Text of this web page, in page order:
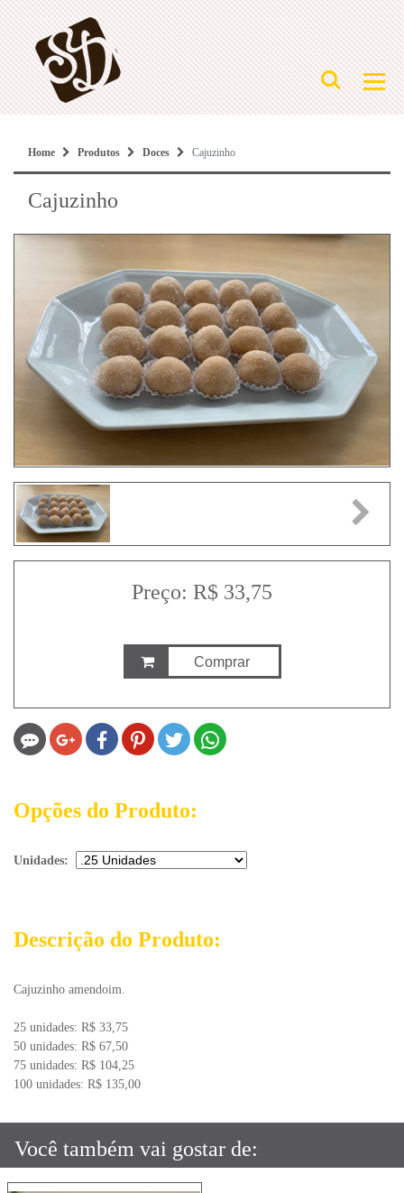
Home Produtos Doces Cajuzinho
Cajuzinho
Previous Next
Preço: R$ 33,75
Comprar
Opções do Produto:
Unidades:
Descrição do Produto:
Cajuzinho amendoim.
25 unidades: R$ 33,75
50 unidades: R$ 67,50
75 unidades: R$ 104,25
100 unidades: R$ 135,00
Você também vai gostar de: